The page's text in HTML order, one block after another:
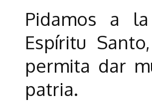
Pidamos a
Espíritu
permita dar
patria.